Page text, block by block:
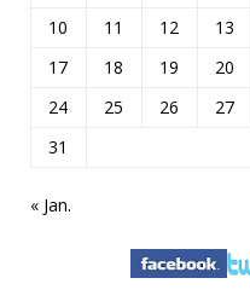
10
11 12 13
17
18 19 20
24
25 26 27
31
« Jan.